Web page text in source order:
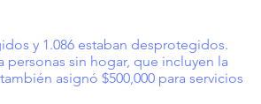
y 1.086 estaban desprotegidos.
sin hogar, que incluyen la
asignó $500,000 para servicios